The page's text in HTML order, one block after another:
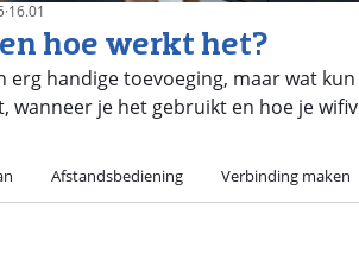
·16.01
hoe werkt het?
handige toevoeging, maar wat
wanneer je het gebruikt en hoe je
Afstandsbediening Verbinding maken